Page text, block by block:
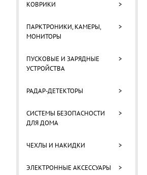
КОВРИКИ >
ПАРКТРОНИКИ, КАМЕРЫ,
МОНИТОРЫ
>
ПУСКОВЫЕ И ЗАРЯДНЫЕ
УСТРОЙСТВА
>
РАДАР-ДЕТЕКТОРЫ >
СИСТЕМЫ БЕЗОПАСНОСТИ
ДЛЯ ДОМА
>
ЧЕХЛЫ И НАКИДКИ >
ЭЛЕКТРОННЫЕ АКСЕССУАРЫ >